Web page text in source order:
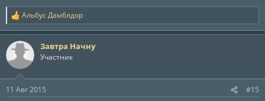
Р
е
а
к
и
:
Альбус Дамблдор
Завтра Начну
Участник
11 Авг 2015 #15